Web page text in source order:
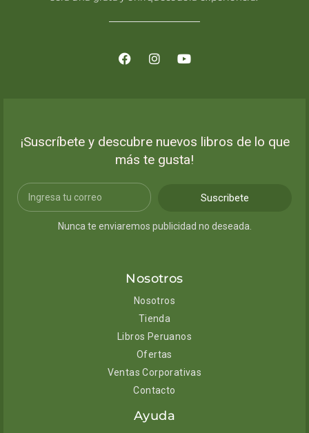
¡Suscríbete y descubre nuevos libros de lo que
más te gusta!
Suscribete
Nunca te enviaremos publicidad no deseada.
Nosotros
Nosotros
Tienda
Libros Peruanos
Ofertas
Ventas Corporativas
Contacto
Ayuda